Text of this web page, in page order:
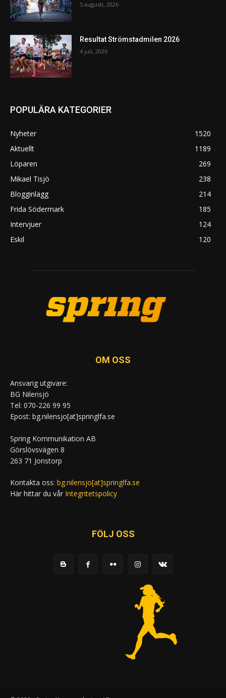
5 augusti, 2026
Resultat Strömstadmilen 2026
4 juli, 2026
POPULÄRA KATEGORIER
Nyheter
1520
Aktuellt
1189
Löparen
269
Mikael Tisjö
238
Blogginlägg
214
Frida Södermark
185
Intervjuer
124
Eskil
120
OM OSS
Ansvarig utgivare:
BG Nilensjö
Tel: 070-226 99 95
Epost: bg.nilensjo[at]springlfa.se
Spring Kommunikation AB
Görslövsvägen 8
263 71 Jonstorp
Kontakta oss: bg.nilensjo[at]springlfa.se
Här hittar du vår Integritetspolicy
FÖLJ OSS